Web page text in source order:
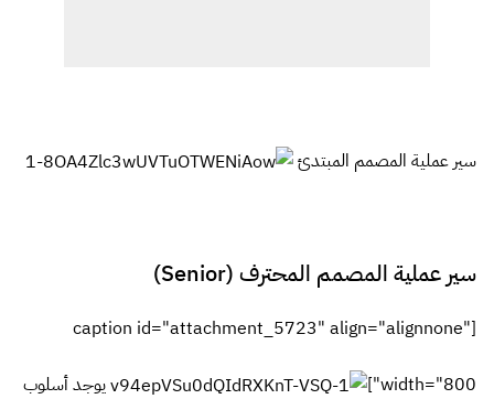
سير عملية المصمم المبتدئ
سير عملية المصمم المحترف (Senior)
[caption id="attachment_5723" align="alignnone"
width="800"] يوجد أسلوب